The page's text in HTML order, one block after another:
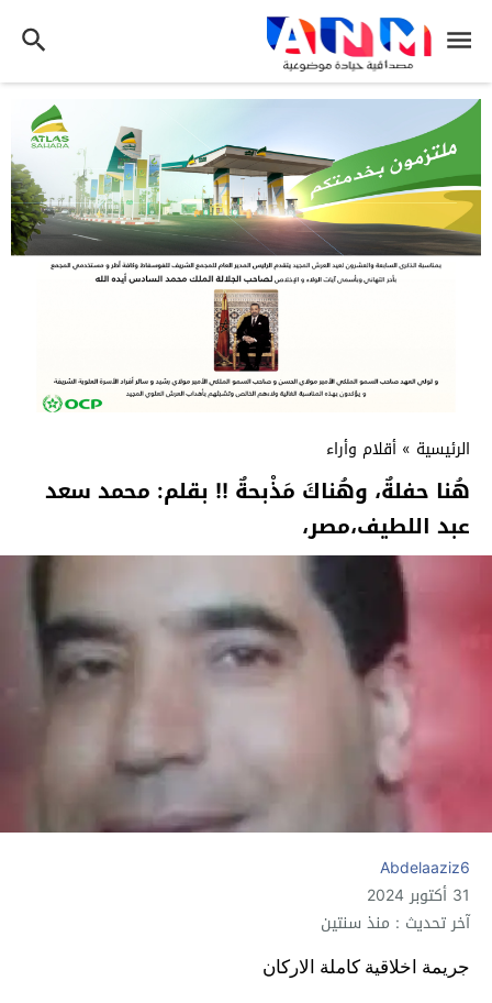
الرئيسية » أقلام وأراء
هُنا حفلةٌ، وهُناكَ مَذْبحةٌ !! بقلم: محمد سعد
عبد اللطيف،مصر،
Abdelaaziz6
31 أكتوبر 2024
آخر تحديث : منذ سنتين
جريمة اخلاقية كاملة الاركان